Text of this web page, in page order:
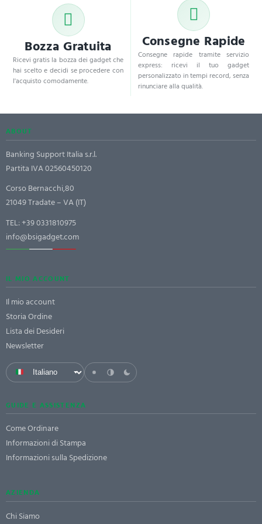
Bozza Gratuita
Ricevi gratis la bozza dei gadget che
hai scelto e decidi se procedere con
l'acquisto comodamente.
Consegne Rapide
Consegne rapide tramite servizio
express: ricevi il tuo gadget
personalizzato in tempi record, senza
rinunciare alla qualità.
ABOUT
Banking Support Italia s.r.l.
Partita IVA 02560450120
Corso Bernacchi,80
21049 Tradate – VA (IT)
TEL:+39 0331810975
info@bsigadget.com
IL MIO ACCOUNT
Il mio account
Storia Ordine
Lista dei Desideri
Newsletter
GUIDE E ASSISTENZA
Come Ordinare
Informazioni di Stampa
Informazioni sulla Spedizione
AZIENDA
Chi Siamo